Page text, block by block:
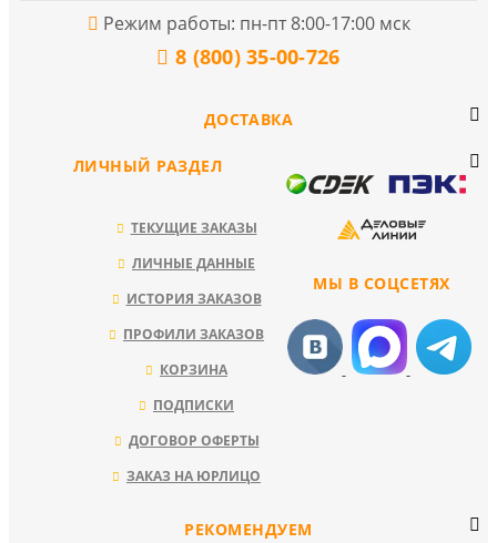
Режим работы: пн-пт 8:00-17:00 мск
8 (800) 35-00-726
ДОСТАВКА
МЫ В СОЦСЕТЯХ
ЛИЧНЫЙ РАЗДЕЛ
ТЕКУЩИЕ ЗАКАЗЫ
ЛИЧНЫЕ ДАННЫЕ
ИСТОРИЯ ЗАКАЗОВ
ПРОФИЛИ ЗАКАЗОВ
КОРЗИНА
ПОДПИСКИ
ДОГОВОР ОФЕРТЫ
ЗАКАЗ НА ЮРЛИЦО
РЕКОМЕНДУЕМ